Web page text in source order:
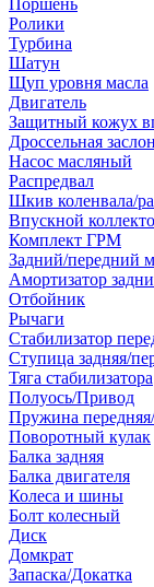
Поршень
Ролики
Турбина
Шатун
Щуп уровня масла
Двигатель
Защитный кожух
Дроссельная
Насос масляный
Распредвал
Шкив коленвала/
Впускной
Комплект ГРМ
Задний/передний
Амортизатор
Отбойник
Рычаги
Стабилизатор
Ступица задняя/
Тяга стабилизатора
Полуось/Привод
Пружина
Поворотный кулак
Балка задняя
Балка двигателя
Колеса и шины
Болт колесный
Диск
Домкрат
Запаска/Докатка